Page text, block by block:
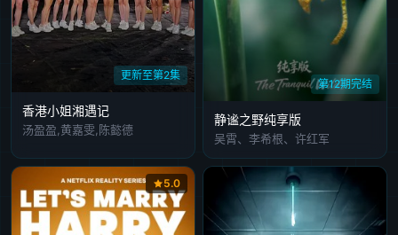
更新至第2集
香港小姐湘遇记
汤盈盈,黄嘉雯,陈懿德
第12期完结
静谧之野纯享版
吴霄、李希根、许红军
5.0